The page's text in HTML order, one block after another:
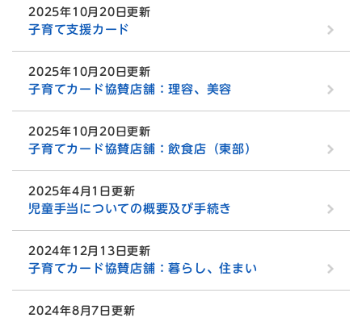
2025年10月20日更新
子育て支援カード
2025年10月20日更新
子育てカード協賛店舗：理容、美容
2025年10月20日更新
子育てカード協賛店舗：飲食店（東部）
2025年4月1日更新
児童手当についての概要及び手続き
2024年12月13日更新
子育てカード協賛店舗：暮らし、住まい
2024年8月7日更新